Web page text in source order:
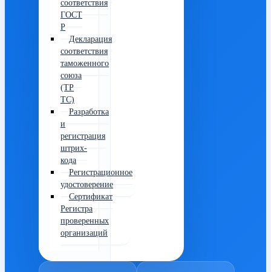
соответствия
ГОСТ
Р
Декларация
соответствия
таможенного
союза
(ТР
ТС)
Разработка
и
регистрация
штрих-
кода
Регистрационное
удостоверение
Сертификат
Регистра
проверенных
организаций